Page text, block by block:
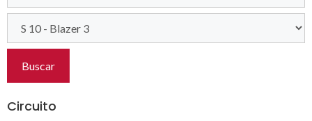
Buscar
Circuito